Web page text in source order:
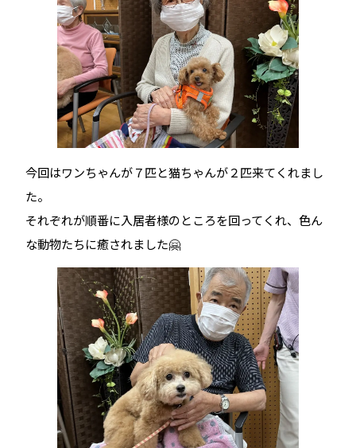
今回はワンちゃんが７匹と猫ちゃんが２匹来てくれまし
た。
それぞれが順番に入居者様のところを回ってくれ、色ん
な動物たちに癒されました🤗